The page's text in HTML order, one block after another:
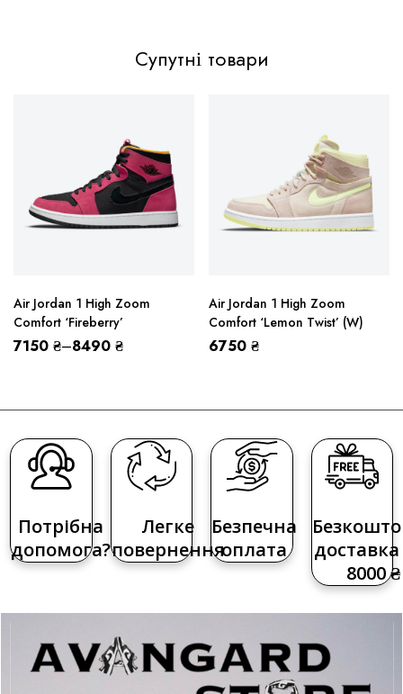
Супутні товари
Air Jordan 1 High Zoom
Comfort ‘Fireberry’
7150 ₴–8490 ₴
Air Jordan 1 High Zoom
Comfort ‘Lemon Twist’ (W)
6750 ₴
Потрібна
допомога?
Легке
повернення
Безпечна
оплата
доставка
8000 ₴